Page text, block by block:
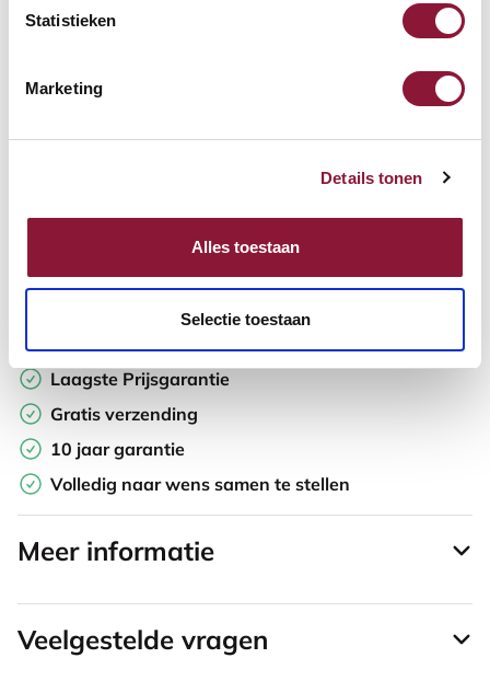
Statistieken
Marketing
Details tonen
Alles toestaan
Selectie toestaan
Op zoek naar aantallen? Maak je werkplek compleet en vraag
direct een offerte op maat aan.
Toevoegen aan vergelijker
Laagste Prijsgarantie
Gratis verzending
10 jaar garantie
Volledig naar wens samen te stellen
Meer informatie
Veelgestelde vragen